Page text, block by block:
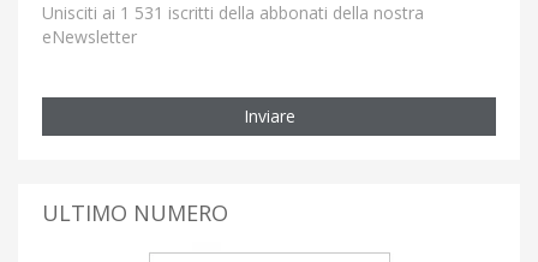
Unisciti ai 1 531 iscritti della abbonati della nostra
eNewsletter
Inviare
ULTIMO NUMERO